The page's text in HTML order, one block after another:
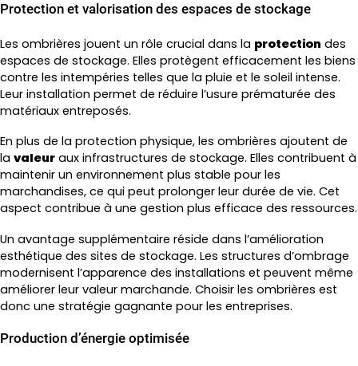
Protection et valorisation des espaces de stockage
Les ombrières jouent un rôle crucial dans la protection des
espaces de stockage. Elles protègent efficacement les biens
contre les intempéries telles que la pluie et le soleil intense.
Leur installation permet de réduire l’usure prématurée des
matériaux entreposés.
En plus de la protection physique, les ombrières ajoutent de
la valeur aux infrastructures de stockage. Elles contribuent à
maintenir un environnement plus stable pour les
marchandises, ce qui peut prolonger leur durée de vie. Cet
aspect contribue à une gestion plus efficace des ressources.
Un avantage supplémentaire réside dans l’amélioration
esthétique des sites de stockage. Les structures d’ombrage
modernisent l’apparence des installations et peuvent même
améliorer leur valeur marchande. Choisir les ombrières est
donc une stratégie gagnante pour les entreprises.
Production d’énergie optimisée